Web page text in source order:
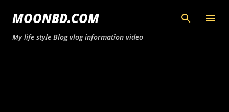
সরাসরি প্রধান সামগ্রীতে চলে যান
MOONBD.COM
My life style Blog vlog information video